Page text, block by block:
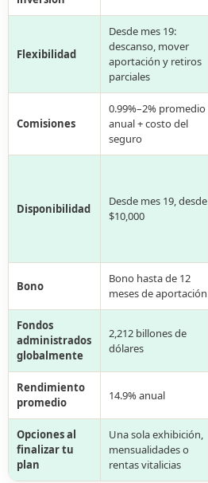
Flexibilidad
Desde mes 19:
descanso, mover
aportación y retiros
parciales
Comisiones
0.99%–2% promedio
anual + costo del
seguro
Disponibilidad
Desde mes 19, desde
$10,000
Bono
Bono hasta de 12
meses de aportación
Fondos
administrados
globalmente
2,212 billones de
dólares
Rendimiento
promedio
14.9% anual
Opciones al
finalizar tu
plan
Una sola exhibición,
mensualidades o
rentas vitalicias